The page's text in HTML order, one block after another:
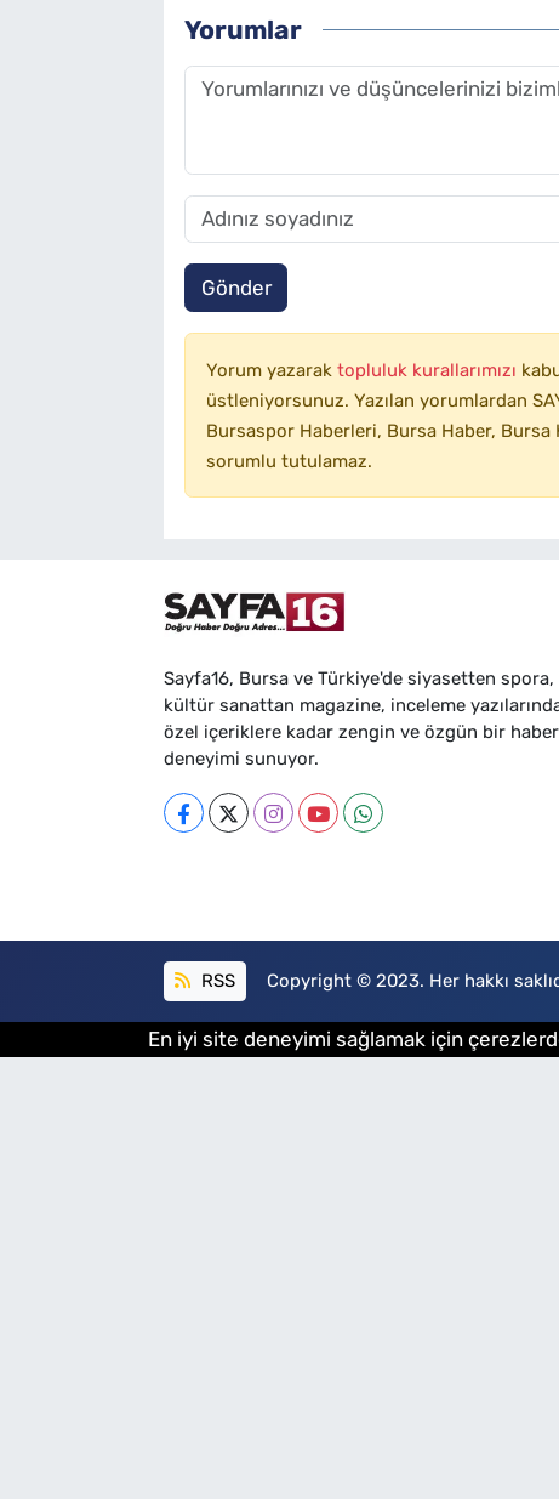
Yorumlar
Gönder
Yorum yazarak topluluk kurallarımızı
üstleniyorsunuz. Yazılan yorumlardan
Bursaspor Haberleri, Bursa Haber,
sorumlu tutulamaz.
Sayfa16, Bursa ve Türkiye'de siyasetten spora,
kültür sanattan magazine, inceleme
özel içeriklere kadar zengin ve özgün bir haber
deneyimi sunuyor.
RSS Copyright © 2023. Her hakkı
En iyi site deneyimi sağlamak için